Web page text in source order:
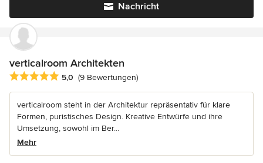
Nachricht
verticalroom Architekten
Durchschnittliche Bewertung: 5 von 5 Sternen
5,0 (9 Bewertungen)
verticalroom steht in der Architektur repräsentativ für klare
Formen, puristisches Design. Kreative Entwürfe und ihre
Umsetzung, sowohl im Ber...
Mehr